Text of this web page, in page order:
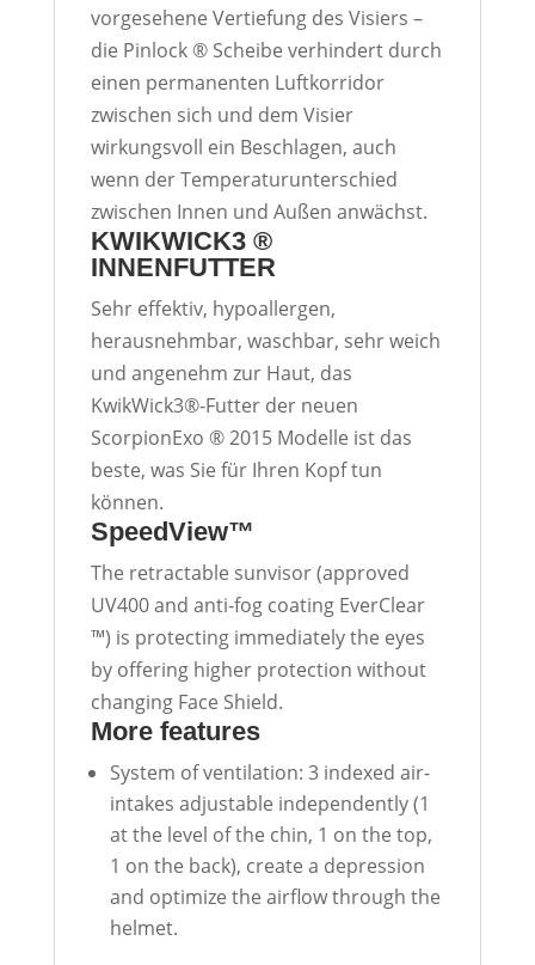
vorgesehene Vertiefung des Visiers –
die Pinlock ® Scheibe verhindert durch
einen permanenten Luftkorridor
zwischen sich und dem Visier
wirkungsvoll ein Beschlagen, auch
wenn der Temperaturunterschied
zwischen Innen und Außen anwächst.
KWIKWICK3 ®
INNENFUTTER
Sehr effektiv, hypoallergen,
herausnehmbar, waschbar, sehr weich
und angenehm zur Haut, das
KwikWick3®-Futter der neuen
ScorpionExo ® 2015 Modelle ist das
beste, was Sie für Ihren Kopf tun
können.
SpeedView™
The retractable sunvisor (approved
UV400 and anti-fog coating EverClear
™) is protecting immediately the eyes
by offering higher protection without
changing Face Shield.
More features
System of ventilation: 3 indexed air-
intakes adjustable independently (1
at the level of the chin, 1 on the top,
1 on the back), create a depression
and optimize the airflow through the
helmet.